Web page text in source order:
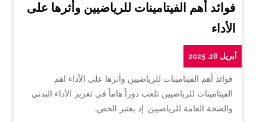
فوائد أهم الفيتامينات للرياضيين وأثرها على
الأداء
أبريل 28, 2025
فوائد أهم الفيتامينات للرياضيين وأثرها على الأداء اهم
الفيتامينات للرياضيين تلعب دوراً هاماً في تعزيز الأداء البدني
والصحة العامة للرياضيين. إذ يعتبر الحص…